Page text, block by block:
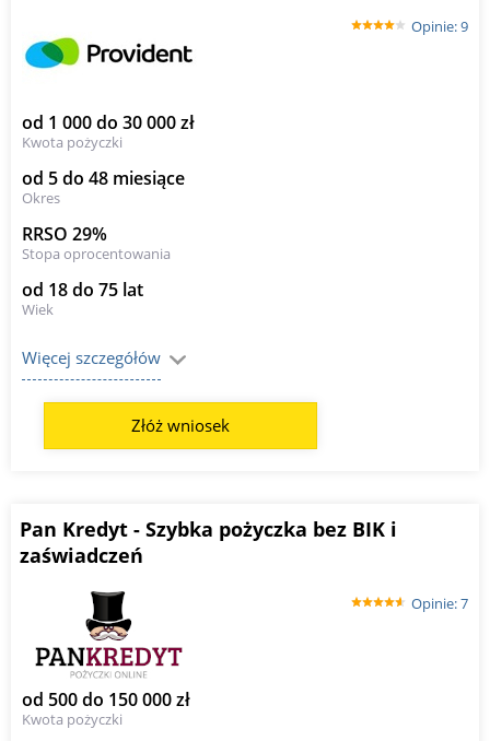
Opinie: 9
od 1 000 do 30 000 zł
Kwota pożyczki
od 5 do 48 miesiące
Okres
RRSO 29%
Stopa oprocentowania
od 18 do 75 lat
Wiek
Więcej szczegółów
Złóż wniosek
Pan Kredyt - Szybka pożyczka bez BIK i
zaświadczeń
Opinie: 7
od 500 do 150 000 zł
Kwota pożyczki